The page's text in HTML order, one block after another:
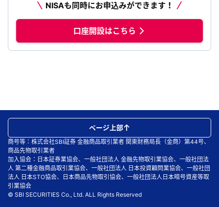
NISAも同時にお申込みができます！
口座開設はこちら
商号等：株式会社SBI証券 金融商品取引業者 関東財務局長（金商）第44号、
商品先物取引業者
加入協会：日本証券業協会、一般社団法人 金融先物取引業協会、一般社団法
人 第二種金融商品取引業協会、一般社団法人 日本投資顧問業協会、一般社団
法人 日本STO協会、日本商品先物取引協会、一般社団法人日本暗号資産等取
引業協会
© SBI SECURITIES Co., Ltd. ALL Rights Reserved
ページ上部